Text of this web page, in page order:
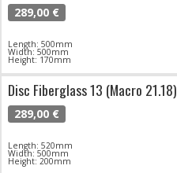
289,00 €
Length: 500mm
Width: 500mm
Height: 170mm
Disc Fiberglass 13 (Macro 21.18)
289,00 €
Length: 520mm
Width: 500mm
Height: 200mm